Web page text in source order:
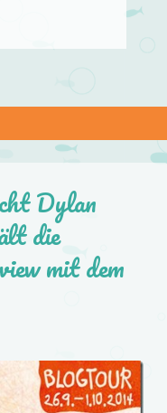
Dylan
die
mit dem